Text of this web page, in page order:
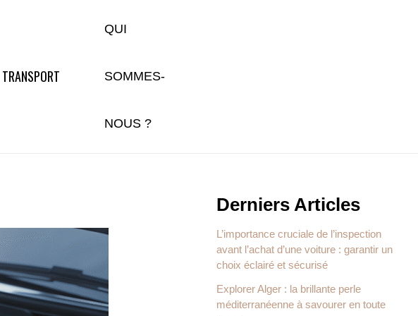
TRANSPORT
QUI
SOMMES-
NOUS ?
Derniers Articles
L’importance cruciale de l’inspection
avant l’achat d’une voiture : garantir un
choix éclairé et sécurisé
Explorer Alger : la brillante perle
méditerranéenne à savourer en toute